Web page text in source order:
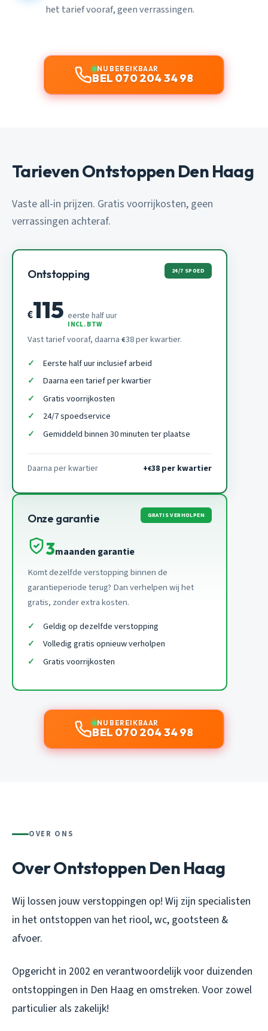
het tarief vooraf, geen verrassingen.
NU BEREIKBAAR
BEL 070 204 34 98
Tarieven Ontstoppen Den Haag
Vaste all-in prijzen. Gratis voorrijkosten, geen
verrassingen achteraf.
Ontstopping 24/7 SPOED
€115 eerste half uur
INCL. BTW
Vast tarief vooraf, daarna €38 per kwartier.
Eerste half uur inclusief arbeid
Daarna een tarief per kwartier
Gratis voorrijkosten
24/7 spoedservice
Gemiddeld binnen 30 minuten ter plaatse
Daarna per kwartier +€38 per kwartier
Onze garantie GRATIS VERHOLPEN
3maanden garantie
Komt dezelfde verstopping binnen de
garantieperiode terug? Dan verhelpen wij het
gratis, zonder extra kosten.
Geldig op dezelfde verstopping
Volledig gratis opnieuw verholpen
Gratis voorrijkosten
NU BEREIKBAAR
BEL 070 204 34 98
OVER ONS
Over Ontstoppen Den Haag
Wij lossen jouw verstoppingen op! Wij zijn specialisten
in het ontstoppen van het riool, wc, gootsteen &
afvoer.
Opgericht in 2002 en verantwoordelijk voor duizenden
ontstoppingen in Den Haag en omstreken. Voor zowel
particulier als zakelijk!